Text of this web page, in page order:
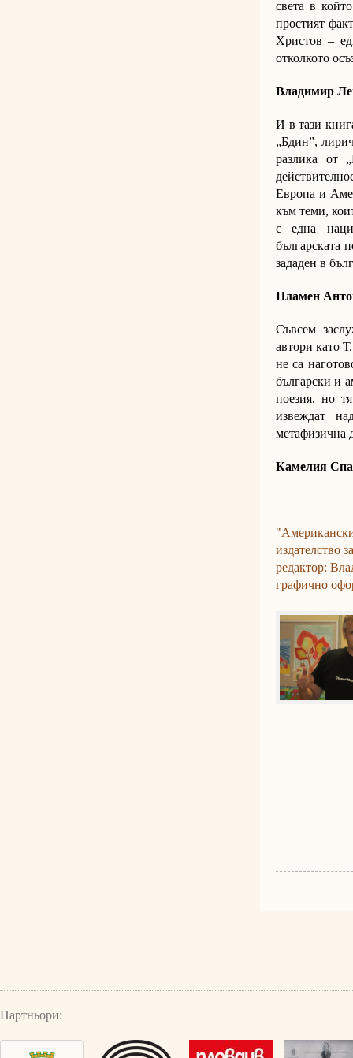
света в
простият
Христов –
отколкото
Владимир
И в тази
„Бдин”,
разлика от
Европа и
към теми,
с една
българската
зададен в
Пламен
Съвсем
автори като
не са
български и
поезия, но
извеждат
метафизична
Камелия
издателство
редактор:
графично
Партньори: